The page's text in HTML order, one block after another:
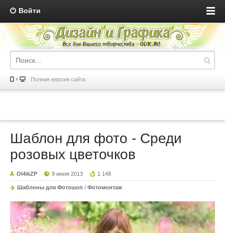
Войти
Полная версия сайта
Шаблон для фото - Среди
розовых цветочков
Ol4ikZP 9 июня 2013 1 148
Шаблоны для Фотошоп / Фотомонтаж